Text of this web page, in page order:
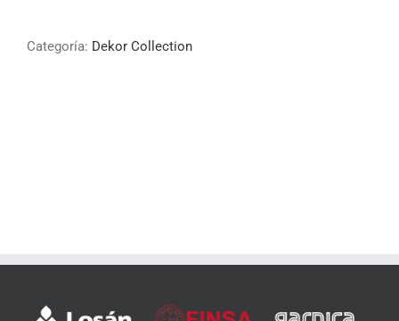
Categoría: Dekor Collection